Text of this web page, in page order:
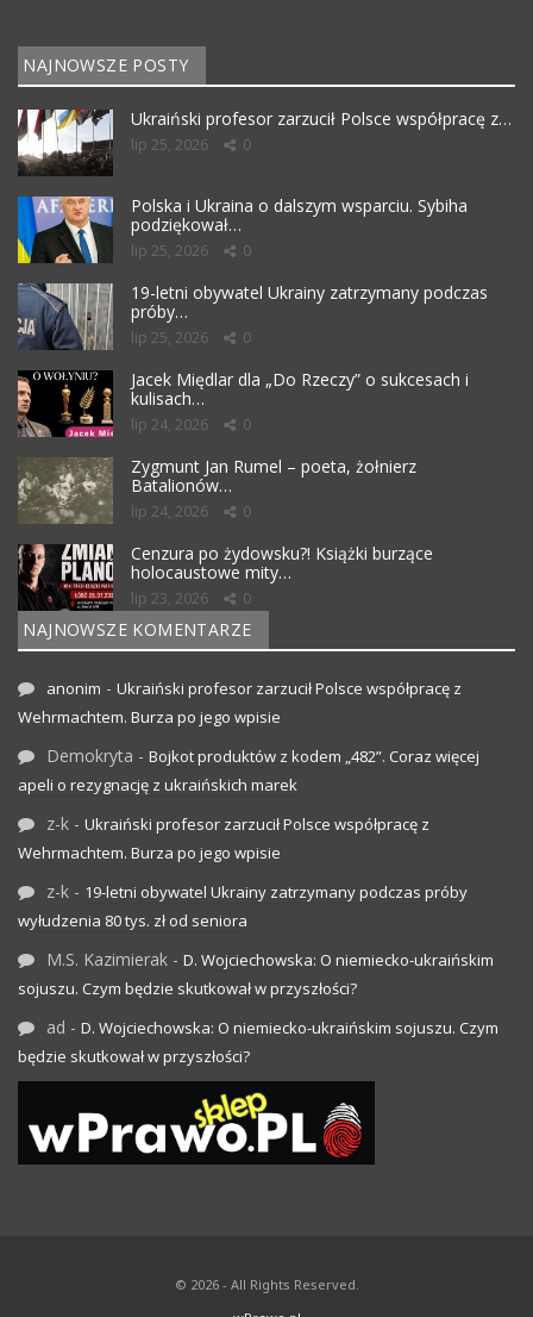
NAJNOWSZE POSTY
Ukraiński profesor zarzucił Polsce współpracę z…
lip 25, 2026 0
Polska i Ukraina o dalszym wsparciu. Sybiha
podziękował…
lip 25, 2026 0
19-letni obywatel Ukrainy zatrzymany podczas
próby…
lip 25, 2026 0
Jacek Międlar dla „Do Rzeczy” o sukcesach i
kulisach…
lip 24, 2026 0
Zygmunt Jan Rumel – poeta, żołnierz
Batalionów…
lip 24, 2026 0
Cenzura po żydowsku?! Książki burzące
holocaustowe mity…
lip 23, 2026 0
NAJNOWSZE KOMENTARZE
anonim - Ukraiński profesor zarzucił Polsce współpracę z
Wehrmachtem. Burza po jego wpisie
Demokryta - Bojkot produktów z kodem „482”. Coraz więcej
apeli o rezygnację z ukraińskich marek
z-k - Ukraiński profesor zarzucił Polsce współpracę z
Wehrmachtem. Burza po jego wpisie
z-k - 19-letni obywatel Ukrainy zatrzymany podczas próby
wyłudzenia 80 tys. zł od seniora
M.S. Kazimierak - D. Wojciechowska: O niemiecko-ukraińskim
sojuszu. Czym będzie skutkował w przyszłości?
ad - D. Wojciechowska: O niemiecko-ukraińskim sojuszu. Czym
będzie skutkował w przyszłości?
© 2026 - All Rights Reserved.